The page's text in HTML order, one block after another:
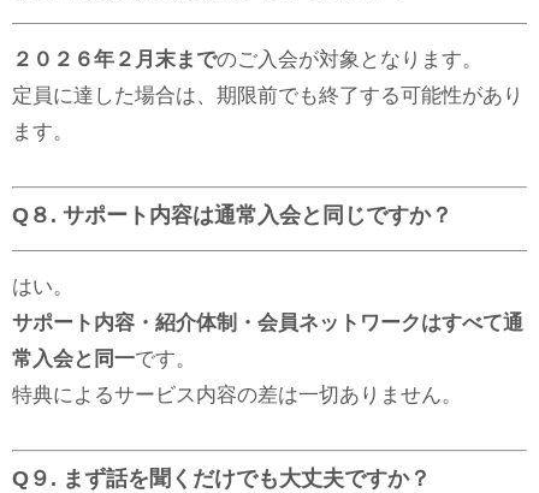
２０２６年２月末までのご入会が対象となります。
定員に達した場合は、期限前でも終了する可能性があり
ます。
Q８. サポート内容は通常入会と同じですか？
はい。
サポート内容・紹介体制・会員ネットワークはすべて通
常入会と同一です。
特典によるサービス内容の差は一切ありません。
Q９. まず話を聞くだけでも大丈夫ですか？